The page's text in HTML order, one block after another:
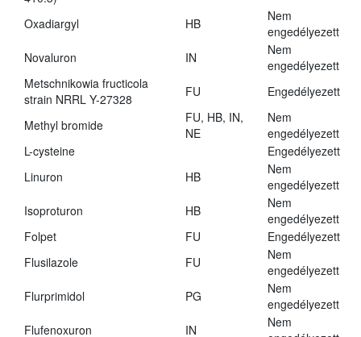
Oxadiargyl HB
Nem
engedélyezett
Novaluron
IN
Nem
engedélyezett
Metschnikowia fructicola
strain NRRL Y-27328
FU Engedélyezett
Methyl bromide
FU, HB, IN,
NE
Nem
engedélyezett
L-cysteine
Engedélyezett
Linuron
HB
Nem
engedélyezett
Isoproturon
HB
Nem
engedélyezett
Folpet
FU
Engedélyezett
Flusilazole
FU
Nem
engedélyezett
Flurprimidol
PG
Nem
engedélyezett
Flufenoxuron
IN
Nem